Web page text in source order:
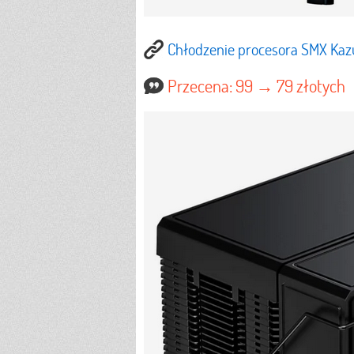
Chłodzenie procesora SMX
Przecena: 99 → 79 złotych